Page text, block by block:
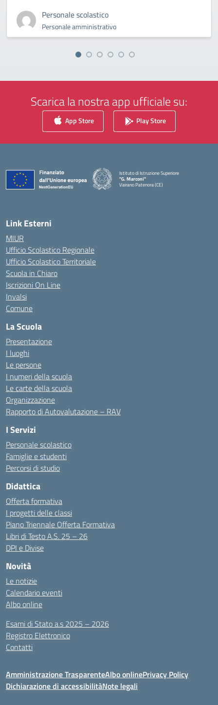
Personale scolastico
Personale amministrativo
Scarica la nostra app ufficiale su:
App Store Play Store
Istituto di Istruzione Superiore
"G. Marconi"
Vairano Patenora (CE)
Link Esterni
MIUR
Ufficio Scolastico Regionale
Ufficio Scolastico Territoriale
Scuola in Chiaro
Iscrizioni On Line
Invalsi
Comune
La Scuola
Presentazione
I luoghi
Le persone
I numeri della scuola
Le carte della scuola
Organizzazione
Rapporto di Autovalutazione – RAV
I Servizi
Personale scolastico
Famiglie e studenti
Percorsi di studio
Didattica
Offerta formativa
I progetti delle classi
Piano Triennale Offerta Formativa
Libri di Testo A.S. 25 – 26
DPI e Divise
Novità
Le notizie
Calendario eventi
Albo online
Esami di Stato a.s 2025 – 2026
Registro Elettronico
Contatti
Amministrazione TrasparenteAlbo onlinePrivacy Policy
Dichiarazione di accessibilitàNote legali